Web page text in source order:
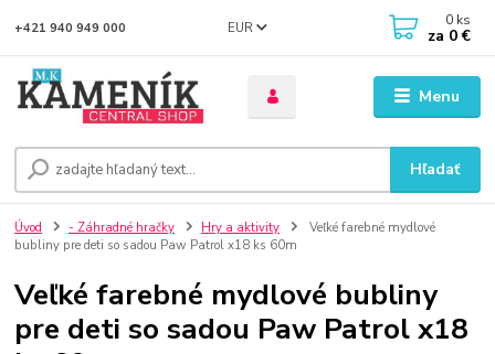
Menu
EUR
Hľadať
+421 940 949 000 0 ks
za 0 €
Úvod - Záhradné hračky Hry a aktivity
Veľké farebné mydlové
bubliny pre deti so sadou Paw Patrol x18 ks 60m
Veľké farebné mydlové bubliny
pre deti so sadou Paw Patrol x18